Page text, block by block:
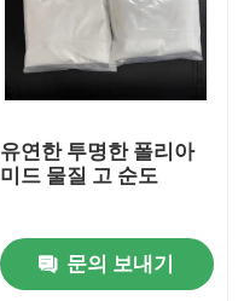
유연한 투명한 폴리아
미드 물질 고 순도
문의 보내기